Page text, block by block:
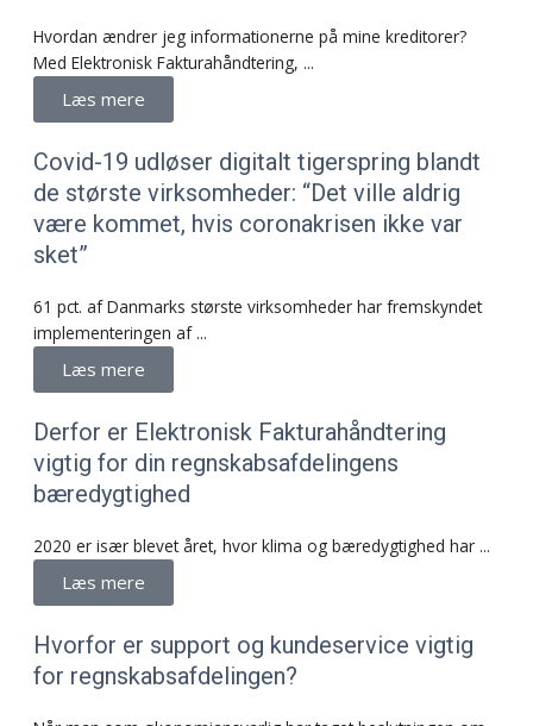
Hvordan ændrer jeg informationerne på mine kreditorer?
Med Elektronisk Fakturahåndtering, ...
Læs mere
Covid-19 ud­lø­ser di­gi­talt ti­ger­spring blandt
de stør­ste virk­som­he­der: “Det vil­le al­drig
være kom­met, hvis cor­ona­kri­sen ikke var
sket”
61 pct. af Danmarks største virksomheder har fremskyndet
implementeringen af ...
Læs mere
Derfor er Elektronisk Fakturahåndtering
vigtig for din regnskabsafdelingens
bæredygtighed
2020 er især blevet året, hvor klima og bæredygtighed har ...
Læs mere
Hvorfor er support og kundeservice vigtig
for regnskabsafdelingen?